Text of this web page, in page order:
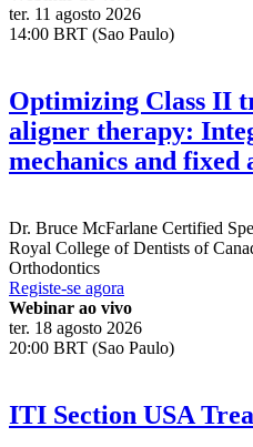
ter. 11 agosto 2026
14:00 BRT (Sao Paulo)
Optimizing Class II
aligner therapy:
mechanics and
Dr. Bruce McFarlane Certified
Royal College of Dentists of
Orthodontics
Registe-se agora
Webinar ao vivo
ter. 18 agosto 2026
20:00 BRT (Sao Paulo)
ITI Section USA